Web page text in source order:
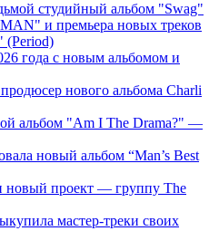
студийный альбом "Swag"
и премьера новых треков
(Period)
года с новым альбомом и
нового альбома Charli
альбом "Am I The Drama?" —
новый альбом “Man’s Best
новый проект — группу The
мастер-треки своих